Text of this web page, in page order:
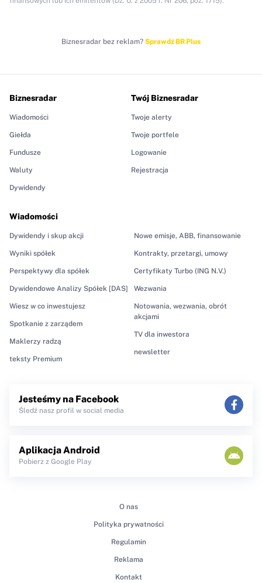
Biznesradar bez reklam? Sprawdź BR Plus
Biznesradar
Wiadomości
Giełda
Fundusze
Waluty
Dywidendy
Wiadomości
Dywidendy i skup akcji
Wyniki spółek
Perspektywy dla spółek
Dywidendowe Analizy Spółek [DAS]
Wiesz w co inwestujesz
Spotkanie z zarządem
Maklerzy radzą
teksty Premium
Nowe emisje, ABB, finansowanie
Kontrakty, przetargi, umowy
Certyfikaty Turbo (ING N.V.)
Wezwania
Notowania, wezwania, obrót
akcjami
TV dla inwestora
newsletter
Twój Biznesradar
Twoje alerty
Twoje portfele
Logowanie
Rejestracja
Jesteśmy na Facebook
Śledź nasz profil w social media
Aplikacja Android
Pobierz z Google Play
O nas
Polityka prywatności
Regulamin
Reklama
Kontakt